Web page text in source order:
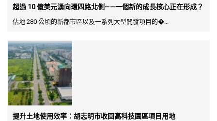
超過 10 億美元湧向環四路北側——一個新的成長核心正在形成？
佔地 280 公頃的新都市區以及一系列大型開發項目的�...
提升土地使用效率：胡志明市收回高科技園區項目用地